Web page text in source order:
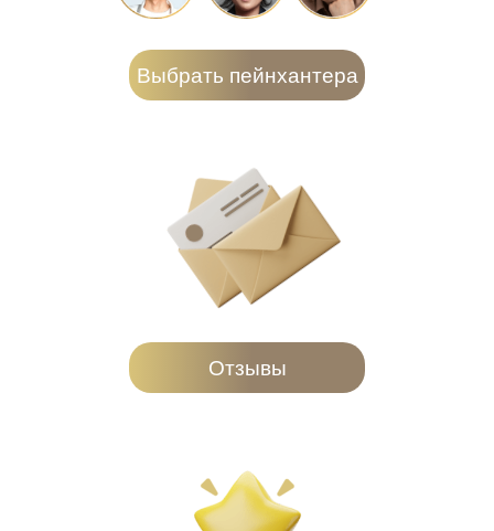
Выбрать пейнхантера
Отзывы